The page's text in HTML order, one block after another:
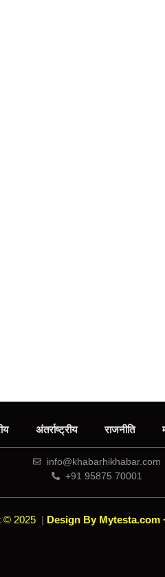
अंतर्राष्ट्रीय राजनीति
info@khabarhikhabar.com
+91 95875 70001
© 2025 | Design By Mytesta.com